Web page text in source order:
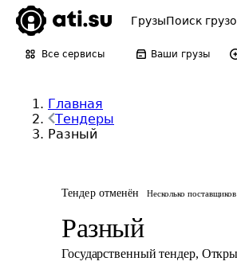
ГрузыПоиск
Все сервисы Ваши грузы
Главная
Тендеры
Разный
Тендер отменён Несколько поставщиков
Разный
Государственный тендер,